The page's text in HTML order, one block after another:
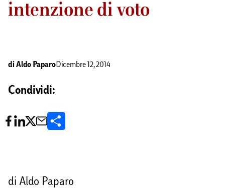
intenzione di voto
di Aldo PaparoDicembre 12, 2014
Condividi:
di Aldo Paparo